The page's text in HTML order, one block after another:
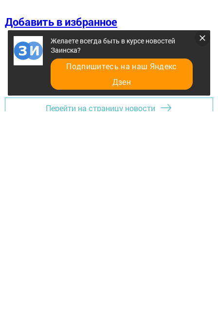
Добавить в избранное
Перейти на страницу новости
Желаете всегда быть в курсе новостей
Заинска?
Подпишитесь на наш Яндекс
Дзен